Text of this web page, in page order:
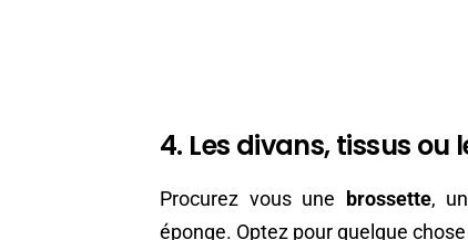
4. Les divans, tissus ou
Procurez vous une brossette,
éponge. Optez pour quelque